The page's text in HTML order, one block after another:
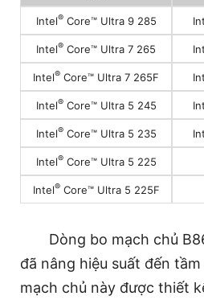
Intel®Core™ Ultra 9 285
Intel® Core™ Ultra 7 265
Intel® Core™ Ultra 7 265F
Intel®Core™ Ultra 5 245
Intel®Core™ Ultra 5 235
Intel®Core™ Ultra 5 225
Intel®Core™ Ultra 5 225F
Dòng bo mạch chủ
đã nâng hiệu suất đến
mạch chủ này được thiết